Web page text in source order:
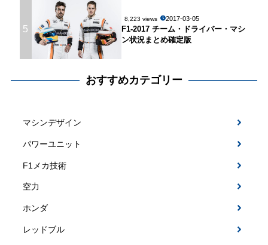
5
8,223 views 2017-03-05
F1-2017 チーム・ドライバー・マシ
ン状況まとめ確定版
おすすめカテゴリー
マシンデザイン
パワーユニット
F1メカ技術
空力
ホンダ
レッドブル